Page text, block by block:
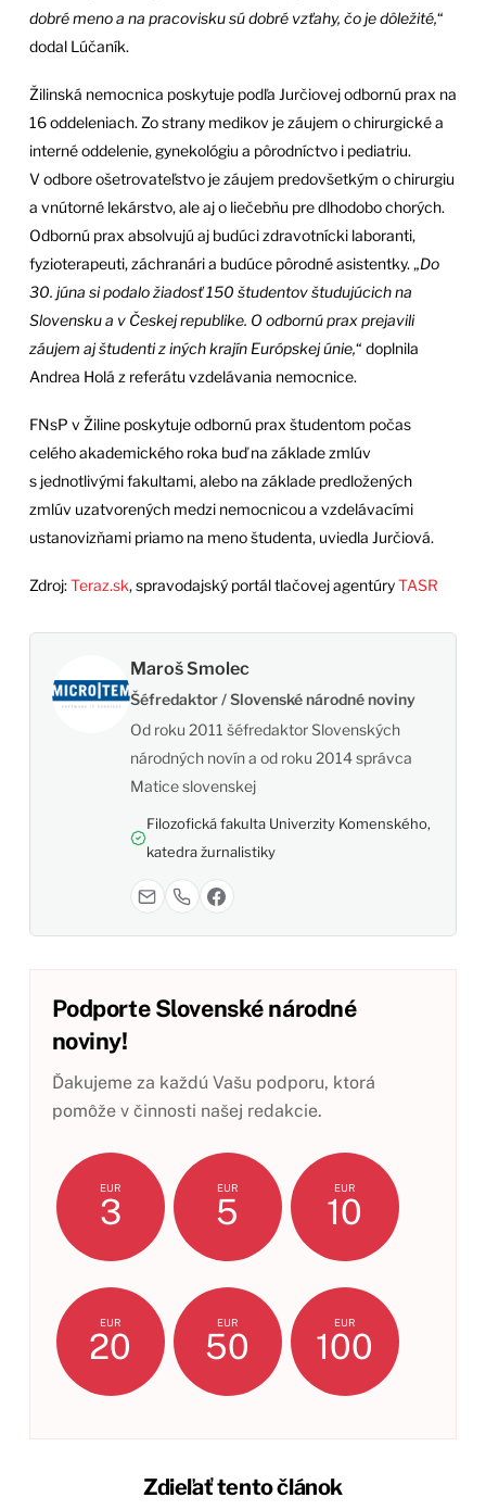
dobré meno a na pracovisku sú dobré vzťahy, čo je dôležité,“
dodal Lúčaník.
Žilinská nemocnica poskytuje podľa Jurčiovej odbornú prax na
16 oddeleniach. Zo strany medikov je záujem o chirurgické a
interné oddelenie, gynekológiu a pôrodníctvo i pediatriu.
V odbore ošetrovateľstvo je záujem predovšetkým o chirurgiu
a vnútorné lekárstvo, ale aj o liečebňu pre dlhodobo chorých.
Odbornú prax absolvujú aj budúci zdravotnícki laboranti,
fyzioterapeuti, záchranári a budúce pôrodné asistentky. „Do
30. júna si podalo žiadosť 150 študentov študujúcich na
Slovensku a v Českej republike. O odbornú prax prejavili
záujem aj študenti z iných krajín Európskej únie,“ doplnila
Andrea Holá z referátu vzdelávania nemocnice.
FNsP v Žiline poskytuje odbornú prax študentom počas
celého akademického roka buď na základe zmlúv
s jednotlivými fakultami, alebo na základe predložených
zmlúv uzatvorených medzi nemocnicou a vzdelávacími
ustanovizňami priamo na meno študenta, uviedla Jurčiová.
Zdroj:Teraz.sk, spravodajský portál tlačovej agentúryTASR
Maroš Smolec
Šéfredaktor / Slovenské národné noviny
Od roku 2011 šéfredaktor Slovenských
národných novín a od roku 2014 správca
Matice slovenskej
Filozofická fakulta Univerzity Komenského,
katedra žurnalistiky
Podporte Slovenské národné
noviny!
Ďakujeme za každú Vašu podporu, ktorá
pomôže v činnosti našej redakcie.
EUR
3
EUR
5
EUR
10
EUR
20
EUR
50
EUR
100
Zdieľať tento článok